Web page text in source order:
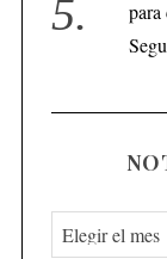
para
N